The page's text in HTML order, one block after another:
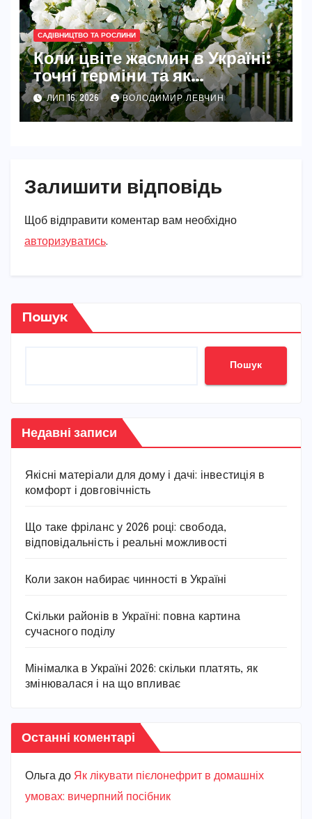
САДІВНИЦТВО ТА РОСЛИНИ
Коли цвіте жасмин в Україні:
точні терміни та як
забезпечити рясне цвітіння
ЛИП 16, 2026 ВОЛОДИМИР ЛЕВЧИН
Залишити відповідь
Щоб відправити коментар вам необхідно
авторизуватись.
Пошук
Пошук
Недавні записи
Якісні матеріали для дому і дачі: інвестиція в
комфорт і довговічність
Що таке фріланс у 2026 році: свобода,
відповідальність і реальні можливості
Коли закон набирає чинності в Україні
Скільки районів в Україні: повна картина
сучасного поділу
Мінімалка в Україні 2026: скільки платять, як
змінювалася і на що впливає
Останні коментарі
Ольга до Як лікувати пієлонефрит в домашніх
умовах: вичерпний посібник